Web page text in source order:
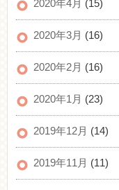
2020年4月 (15)
2020年3月 (16)
2020年2月 (16)
2020年1月 (23)
2019年12月 (14)
2019年11月 (11)